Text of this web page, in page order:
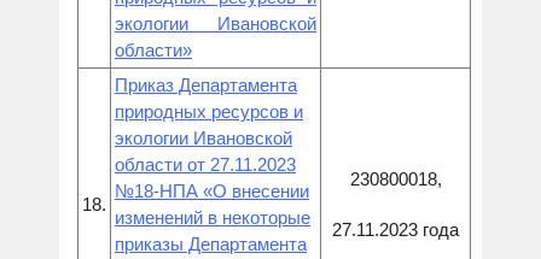
экологии Ивановской
области»
18.
Приказ Департамента
природных ресурсов и
экологии Ивановской
области от 27.11.2023
№18-НПА «О внесении
изменений в некоторые
приказы Департамента
230800018,
27.11.2023 года